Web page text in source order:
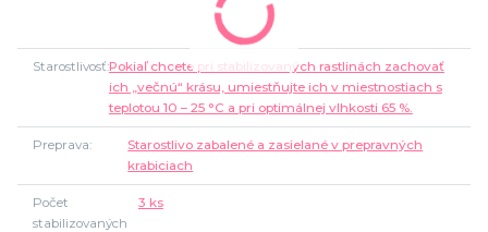
StarostlivosťPokiaľ chcete pri stabilizovaných rastlinách zachovať
ich „večnú“ krásu, umiestňujte ich v miestnostiach s
teplotou 10 – 25 °C a pri optimálnej vlhkosti 65 %.
Preprava
Starostlivo zabalené a zasielané v prepravných
krabiciach
Počet
stabilizovaných
3 ks